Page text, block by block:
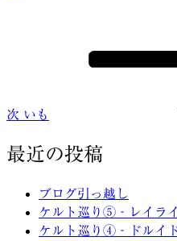
ン
次 いも
最近の投稿
ブログ引っ越し
ケルト巡り⑤‐レイラ
ケルト巡り④‐ドルイ